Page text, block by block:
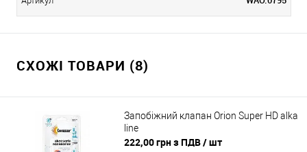
СХОЖІ ТОВАРИ (8)
Запобіжний клапан Orion Super HD alka
line
222,00 грн з ПДВ/ шт